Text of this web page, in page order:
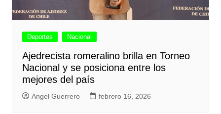
Deportes Nacional
Ajedrecista romeralino brilla en Torneo
Nacional y se posiciona entre los
mejores del país
Angel Guerrero febrero 16, 2026